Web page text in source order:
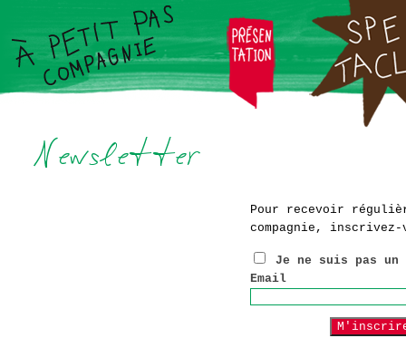
Pour recevoir
compagnie,
Je ne suis pas un
Email